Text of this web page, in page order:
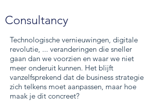
Technologische vernieuwingen, digitale
revolutie, ... veranderingen die sneller
gaan dan we voorzien en waar we niet
meer onderuit kunnen. Het blijft
vanzelfsprekend dat de business strategie
zich telkens moet aanpassen, maar hoe
maak je dit concreet?
Consultancy